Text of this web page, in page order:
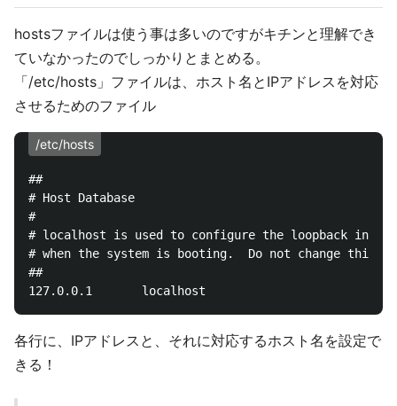
hostsファイルは使う事は多いのですがキチンと理解でき
ていなかったのでしっかりとまとめる。
「/etc/hosts」ファイルは、ホスト名とIPアドレスを対応
させるためのファイル
/etc/hosts
##
# Host Database
#
# localhost is used to configure the loopback
# when the system is booting.  Do not change this
##
各行に、IPアドレスと、それに対応するホスト名を設定で
きる！